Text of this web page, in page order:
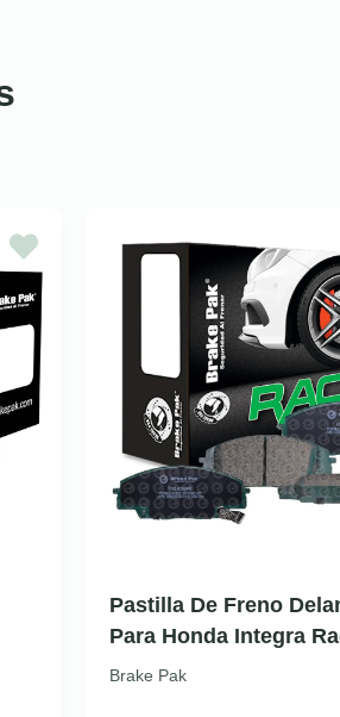
Pastilla De Freno
Para Honda Integra
Brake Pak